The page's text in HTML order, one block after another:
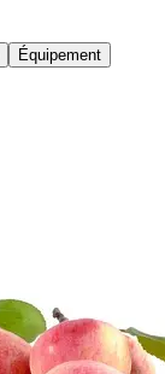
Équipement